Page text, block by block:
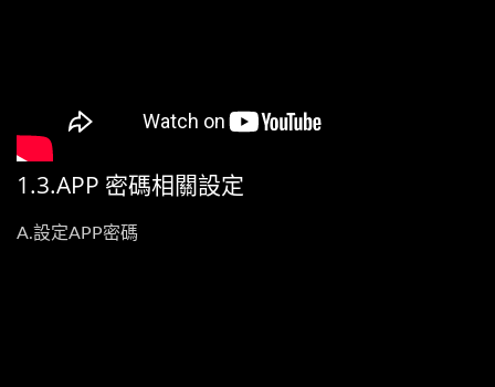
1.3.APP 密碼相關設定
A.設定APP密碼